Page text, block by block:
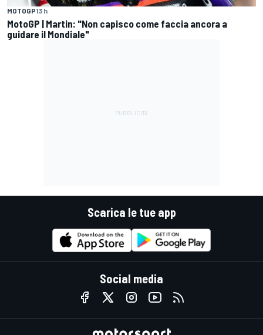
MOTOGP13 h
MotoGP | Martin: "Non capisco come faccia ancora a
guidare il Mondiale"
Scarica le tue app
Social media